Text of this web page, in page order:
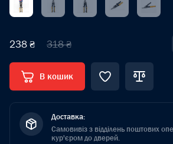
238 ₴ 318 ₴
В кошик
Доставка:
Самовивіз з відділень поштових
кур'єром до дверей.